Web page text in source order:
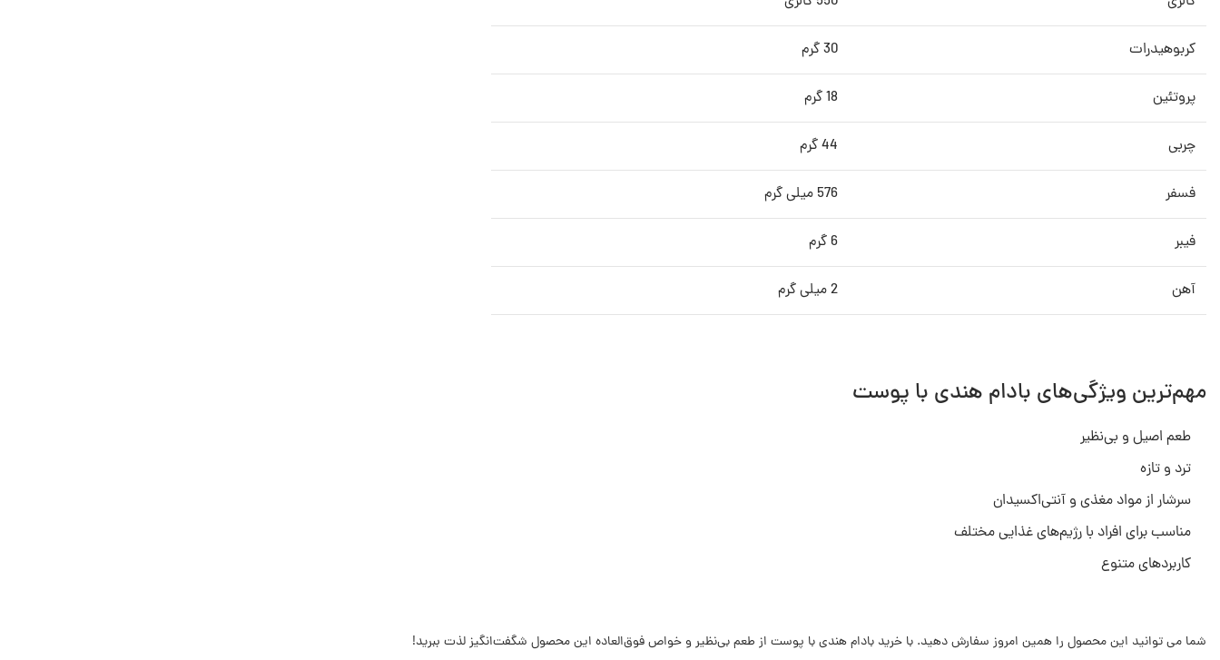
کربوهیدرات 30 گرم
پروتئین 18 گرم
چربی 44 گرم
فسفر 576 میلی گرم
فیبر 6 گرم
آهن 2 میلی گرم
مهم‌ترین ویژگی‌های بادام هندی با پوست
طعم اصیل و بی‌نظیر
ترد و تازه
سرشار از مواد مغذی و آنتی‌اکسیدان
مناسب برای افراد با رژیم‌های غذایی مختلف
کاربردهای متنوع
شما می توانید این محصول را همین امروز سفارش دهید. با خرید بادام هندی با پوست از طعم بی‌نظیر و خواص فوق‌العاده این محصول شگفت‌انگیز لذت ببرید!